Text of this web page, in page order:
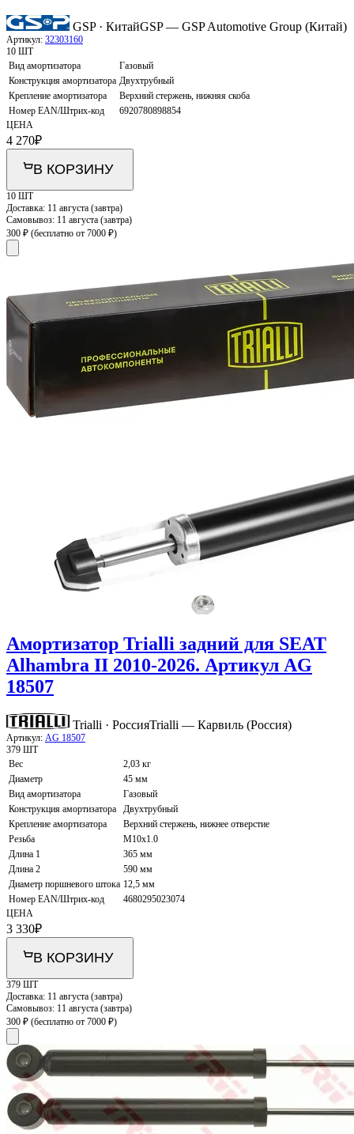
GSP · КитайGSP — GSP Automotive Group (Китай)
Артикул: 32303160
10 ШТ
Вид амортизатора
Газовый
Конструкция амортизатора Двухтрубный
Крепление амортизатора
Верхний стержень, нижняя скоба
Номер EAN/Штрих-код
6920780898854
ЦЕНА
4 270₽
В КОРЗИНУ
10 ШТ
Доставка: 11 августа (завтра)
Самовывоз: 11 августа (завтра)
300 ₽ (бесплатно от 7000 ₽)
Амортизатор Trialli задний для SEAT
Alhambra II 2010-2026. Артикул AG
18507
Trialli · РоссияTrialli — Карвиль (Россия)
Артикул: AG 18507
379 ШТ
Вес
2,03 кг
Диаметр
45 мм
Вид амортизатора
Газовый
Конструкция амортизатора
Двухтрубный
Крепление амортизатора
Верхний стержень, нижнее отверстие
Резьба
M10x1.0
Длина 1
365 мм
Длина 2
590 мм
Диаметр поршневого штока 12,5 мм
Номер EAN/Штрих-код
4680295023074
ЦЕНА
3 330₽
В КОРЗИНУ
379 ШТ
Доставка: 11 августа (завтра)
Самовывоз: 11 августа (завтра)
300 ₽ (бесплатно от 7000 ₽)